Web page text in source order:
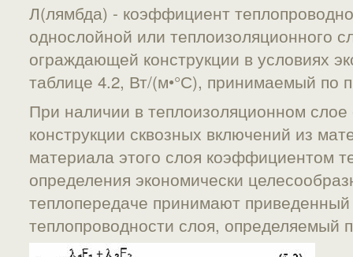
Л(лямбда) - коэффициент
однослойной или теплоизоляционного
ограждающей конструкции в условиях
таблице 4.2, Вт/(м•°С), принимаемый по
При наличии в теплоизоляционном
конструкции сквозных включений из
материала этого слоя коэффициентом
определения экономически
теплопередаче принимают
теплопроводности слоя, определяемый